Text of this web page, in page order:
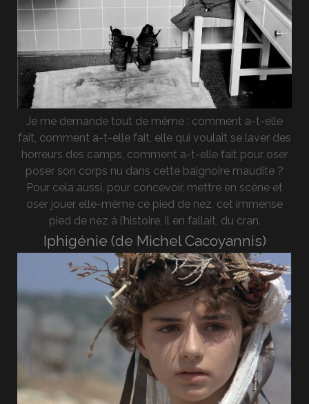
Je me demande tout de même : comment a-t-elle
fait, comment a-t-elle fait, elle qui voulait se laver des
horreurs des camps, comment a-t-elle fait pour oser
poser son corps nu dans cette baignoire maudite ?
Pour cela aussi, pour concevoir, mettre en scène et
oser jouer elle-même ce pied de nez, cet immense
pied de nez à l’histoire, il en fallait, du cran.
Iphigénie (de Michel Cacoyannis)